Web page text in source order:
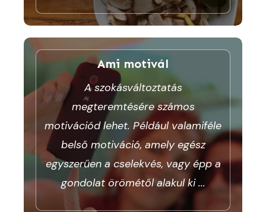
Ami motivál
A szokásváltoztatás
megteremtésére számos
motivációd lehet. Például valamiféle
belső motiváció, amely egész
egyszerűen a cselekvés, vagy épp a
gondolat örömétől alakul ki...